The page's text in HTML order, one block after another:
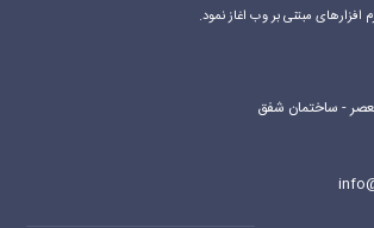
افزارهای مبتنی بر وب اغاز نمود.
- ساختمان شفق